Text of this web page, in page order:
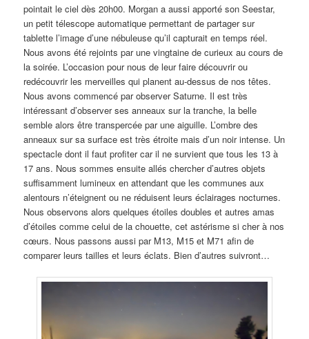
pointait le ciel dès 20h00. Morgan a aussi apporté son Seestar,
un petit télescope automatique permettant de partager sur
tablette l’image d’une nébuleuse qu’il capturait en temps réel.
Nous avons été rejoints par une vingtaine de curieux au cours de
la soirée. L’occasion pour nous de leur faire découvrir ou
redécouvrir les merveilles qui planent au-dessus de nos têtes.
Nous avons commencé par observer Saturne. Il est très
intéressant d’observer ses anneaux sur la tranche, la belle
semble alors être transpercée par une aiguille. L’ombre des
anneaux sur sa surface est très étroite mais d’un noir intense. Un
spectacle dont il faut profiter car il ne survient que tous les 13 à
17 ans. Nous sommes ensuite allés chercher d’autres objets
suffisamment lumineux en attendant que les communes aux
alentours n’éteignent ou ne réduisent leurs éclairages nocturnes.
Nous observons alors quelques étoiles doubles et autres amas
d’étoiles comme celui de la chouette, cet astérisme si cher à nos
cœurs. Nous passons aussi par M13, M15 et M71 afin de
comparer leurs tailles et leurs éclats. Bien d’autres suivront…